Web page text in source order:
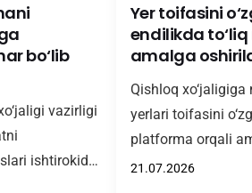
bo‘lib
vazirligi
ishtirokida
keng joriy
Yer toifasini
endilikda
amalga
Qishloq xo‘jaligiga
yerlari toifasini
platforma orqali
tartibini
21.07.2026